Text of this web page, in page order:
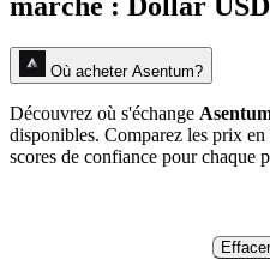
Où acheter Asentum?
Découvrez où s'échange
disponibles. Comparez les prix
scores de confiance pour chaque